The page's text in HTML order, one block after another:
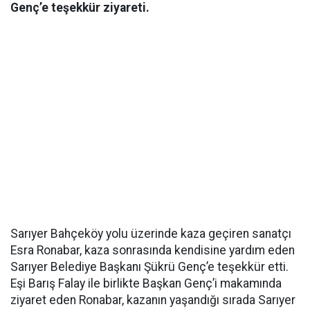
Genç’e teşekkür ziyareti.
Sarıyer Bahçeköy yolu üzerinde kaza geçiren sanatçı
Esra Ronabar, kaza sonrasında kendisine yardım eden
Sarıyer Belediye Başkanı Şükrü Genç’e teşekkür etti.
Eşi Barış Falay ile birlikte Başkan Genç’i makamında
ziyaret eden Ronabar, kazanın yaşandığı sırada Sarıyer